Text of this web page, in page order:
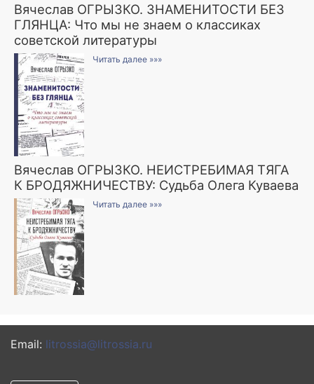
Вячеслав ОГРЫЗКО. ЗНАМЕНИТОСТИ БЕЗ
ГЛЯНЦА: Что мы не знаем о классиках
советской литературы
Читать далее »»»
Вячеслав ОГРЫЗКО. НЕИСТРЕБИМАЯ ТЯГА
К БРОДЯЖНИЧЕСТВУ: Судьба Олега Куваева
Читать далее »»»
Email: litrossia@litrossia.ru